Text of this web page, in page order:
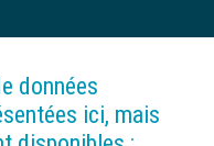
données
ici, mais